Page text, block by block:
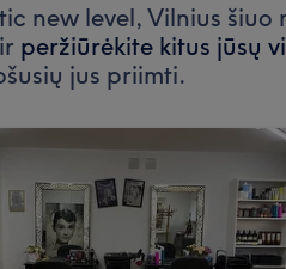
new level, Vilnius
peržiūrėkite kitus jūsų
jus priimti.